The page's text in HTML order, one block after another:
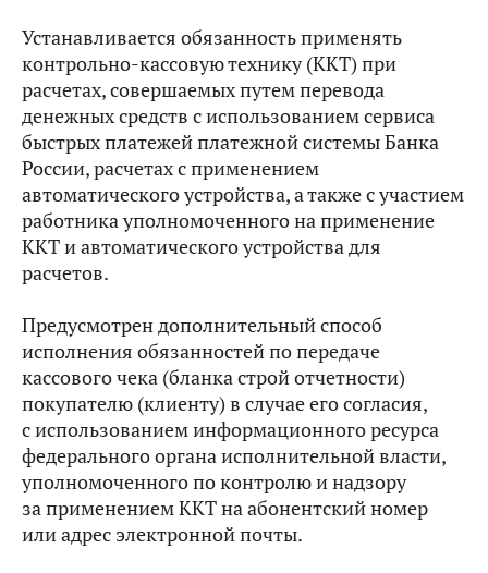
Устанавливается обязанность применять
контрольно-кассовую технику (ККТ) при
расчетах, совершаемых путем перевода
денежных средств с использованием сервиса
быстрых платежей платежной системы Банка
России, расчетах с применением
автоматического устройства, а также с участием
работника уполномоченного на применение
ККТ и автоматического устройства для
расчетов.
Предусмотрен дополнительный способ
исполнения обязанностей по передаче
кассового чека (бланка строй отчетности)
покупателю (клиенту) в случае его согласия,
с использованием информационного ресурса
федерального органа исполнительной власти,
уполномоченного по контролю и надзору
за применением ККТ на абонентский номер
или адрес электронной почты.